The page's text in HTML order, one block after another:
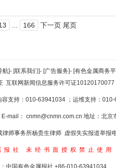
166 下一页 尾页
航]- [联系我们]- [广告服务]- [有色金属商务
互联网新闻信息服务许可证10120170077
支持：010-63941034 ；运维支持：
mail： cnmn@cnmn.com.cn 地址：北京
师事务所杨贵生律师 虚假失实报道举报
社 未经书面授权禁止使用
中国有色金属报社 +86-010-63941034